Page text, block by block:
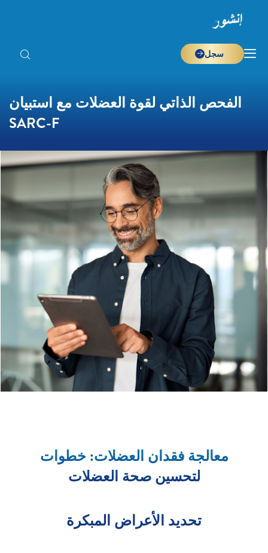
سجل
الفحص الذاتي لقوة العضلات مع استبيان
SARC-F
معالجة فقدان العضلات: خطوات
لتحسين صحة العضلات
تحديد الأعراض المبكرة